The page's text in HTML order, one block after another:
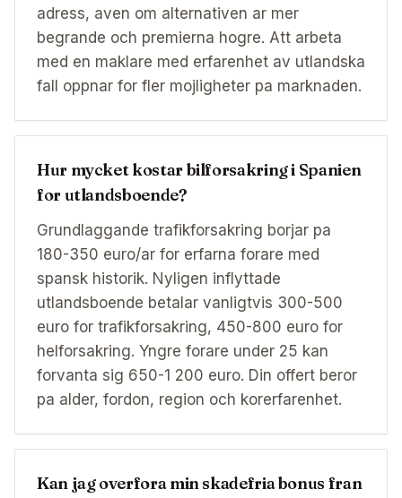
adress, aven om alternativen ar mer
begrande och premierna hogre. Att arbeta
med en maklare med erfarenhet av utlandska
fall oppnar for fler mojligheter pa marknaden.
Hur mycket kostar bilforsakring i Spanien
for utlandsboende?
Grundlaggande trafikforsakring borjar pa
180-350 euro/ar for erfarna forare med
spansk historik. Nyligen inflyttade
utlandsboende betalar vanligtvis 300-500
euro for trafikforsakring, 450-800 euro for
helforsakring. Yngre forare under 25 kan
forvanta sig 650-1 200 euro. Din offert beror
pa alder, fordon, region och korerfarenhet.
Kan jag overfora min skadefria bonus fran